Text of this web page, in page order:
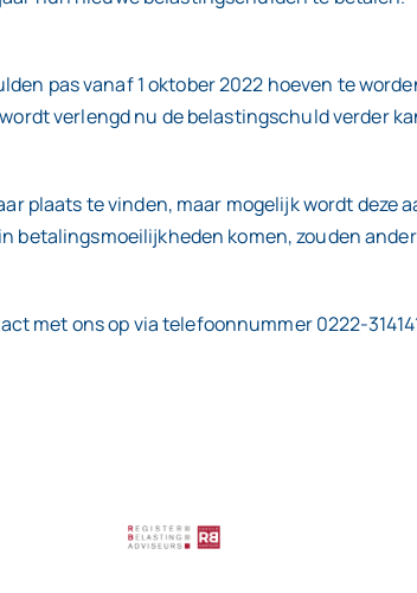
pas vanaf 1 oktober 2022 hoeven te
verlengd nu de belastingschuld verder
plaats te vinden, maar mogelijk wordt
betalingsmoeilijkheden komen, zouden
met ons op via telefoonnummer 0222-